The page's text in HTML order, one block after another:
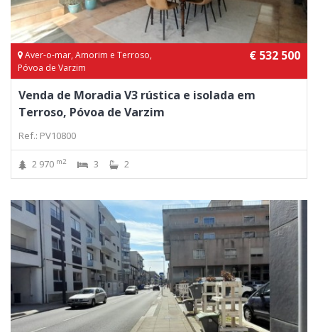
Aver-o-mar, Amorim e Terroso,
Póvoa de Varzim
€ 532 500
Venda de Moradia V3 rústica e isolada em
Terroso, Póvoa de Varzim
Ref.: PV10800
2 970 m2 3 2